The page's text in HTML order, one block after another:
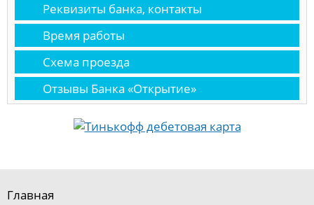
Реквизиты банка, контакты
Время работы
Схема проезда
Отзывы Банка «Открытие»
Главная